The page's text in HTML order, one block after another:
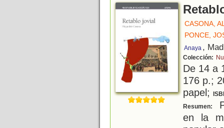
CASONA,
PONCE,
Anaya ,
Colección:
De 14 a
176 p.;
papel;
Resumen:
en la